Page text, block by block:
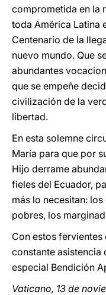
comprometida en la
toda América Latina
Centenario de la
nuevo mundo. Que
abundantes
que se empeñe
civilización de la
libertad.
En esta solemne
María para que por
Hijo derrame
fieles del Ecuador,
más lo necesitan:
pobres, los
Con estos fervientes
constante asistencia
especial Bendición
Vaticano, 13 de